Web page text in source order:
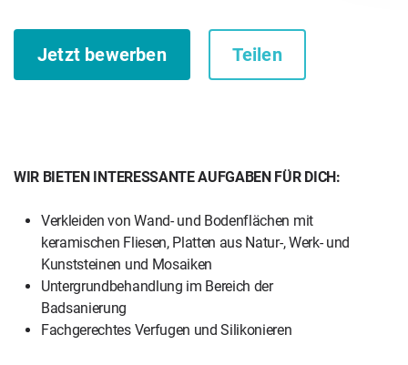
Jetzt bewerben Teilen
WIR BIETEN INTERESSANTE AUFGABEN FÜR DICH:
Verkleiden von Wand- und Bodenflächen mit
keramischen Fliesen, Platten aus Natur-, Werk- und
Kunststeinen und Mosaiken
Untergrundbehandlung im Bereich der
Badsanierung
Fachgerechtes Verfugen und Silikonieren